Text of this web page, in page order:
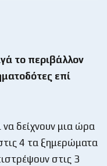
το περιβάλλον
επί
δείχνουν μια ώρα
4 τα ξημερώματα
στις 3